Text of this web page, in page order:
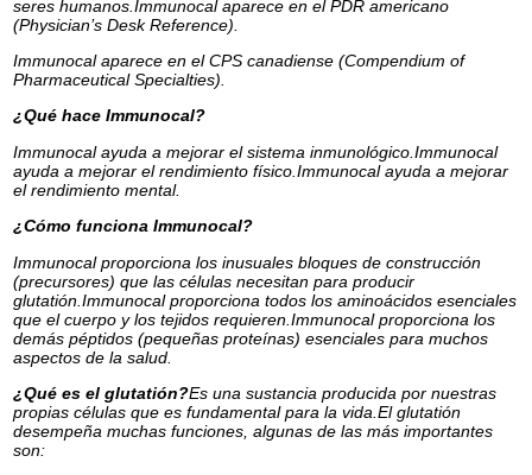
seres humanos.Immunocal aparece en el PDR americano
(Physician’s Desk Reference).
Immunocal aparece en el CPS canadiense (Compendium of
Pharmaceutical Specialties).
¿Qué hace Immunocal?
Immunocal ayuda a mejorar el sistema inmunológico.Immunocal
ayuda a mejorar el rendimiento físico.Immunocal ayuda a mejorar
el rendimiento mental.
¿Cómo funciona Immunocal?
Immunocal proporciona los inusuales bloques de construcción
(precursores) que las células necesitan para producir
glutatión.Immunocal proporciona todos los aminoácidos esenciales
que el cuerpo y los tejidos requieren.Immunocal proporciona los
demás péptidos (pequeñas proteínas) esenciales para muchos
aspectos de la salud.
¿Qué es el glutatión?Es una sustancia producida por nuestras
propias células que es fundamental para la vida.El glutatión
desempeña muchas funciones, algunas de las más importantes
son: